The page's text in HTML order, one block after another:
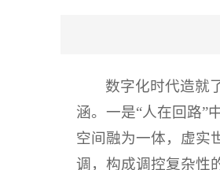
数字化时代造就
涵。一是“人在回路”
空间融为一体，虚实
调，构成调控复杂性